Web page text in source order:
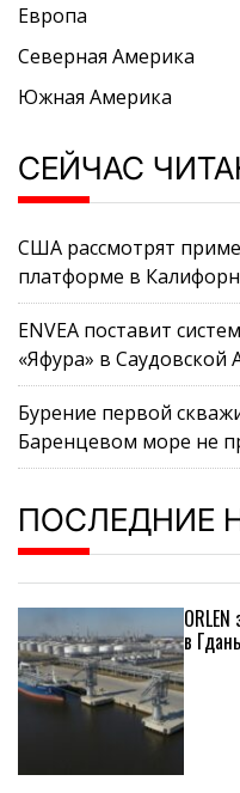
Европа
Северная Америка
Южная Америка
СЕЙЧАС
США рассмотрят
платформе в
ENVEA поставит
«Яфура» в Саудовской
Бурение первой
Баренцевом море не
ПОСЛЕДНИЕ
в